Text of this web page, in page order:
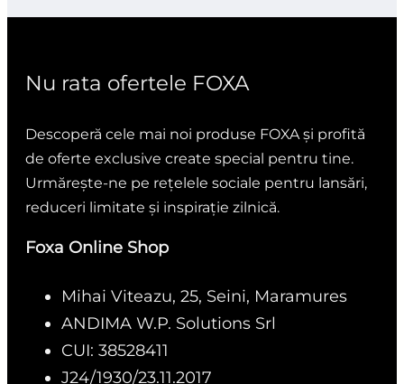
Nu rata ofertele FOXA
Descoperă cele mai noi produse FOXA și profită
de oferte exclusive create special pentru tine.
Urmărește-ne pe rețelele sociale pentru lansări,
reduceri limitate și inspirație zilnică.
Foxa Online Shop
Mihai Viteazu, 25, Seini, Maramures
ANDIMA W.P. Solutions Srl
CUI: 38528411
J24/1930/23.11.2017